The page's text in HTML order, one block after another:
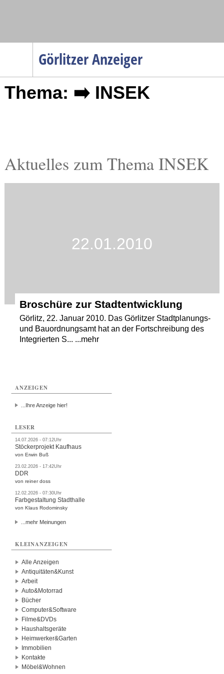
Görlitzer Anzeiger
Menüpunkte
Startseite
Verkehr
Thema: ➡️ INSEK
Aktuelles zum Thema INSEK
22.01.2010
Broschüre zur Stadtentwicklung
Görlitz, 22. Januar 2010. Das Görlitzer Stadtplanungs-
und Bauordnungsamt hat an der Fortschreibung des
Integrierten S... ...mehr
ANZEIGEN
...Ihre Anzeige hier!
LESER
14.07.2026 - 07:12Uhr
Stöckerprojekt Kaufhaus
von Erwin Buß
23.02.2026 - 17:42Uhr
DDR
von reiner doss
12.02.2026 - 07:30Uhr
Farbgestaltung Stadthalle
von Klaus Rodominsky
...mehr Meinungen
KLEINANZEIGEN
Alle Anzeigen
Antiquitäten&Kunst
Arbeit
Auto&Motorrad
Bücher
Computer&Software
Filme&DVDs
Haushaltsgeräte
Heimwerker&Garten
Immobilien
Kontakte
Möbel&Wohnen